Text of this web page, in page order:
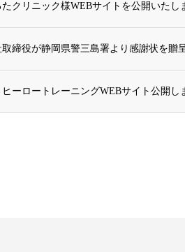
たクリニック様WEBサイトを公開いたし
取締役が静岡県警三島署より感謝状を贈
ヒーロートレーニングWEBサイト公開し